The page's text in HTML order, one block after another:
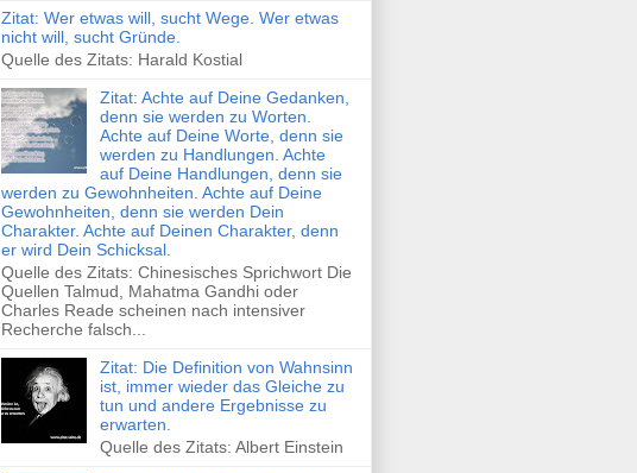
Zitat: Wer etwas will, sucht Wege. Wer etwas
nicht will, sucht Gründe.
Quelle des Zitats: Harald Kostial
Zitat: Achte auf Deine Gedanken,
denn sie werden zu Worten.
Achte auf Deine Worte, denn sie
werden zu Handlungen. Achte
auf Deine Handlungen, denn sie
werden zu Gewohnheiten. Achte auf Deine
Gewohnheiten, denn sie werden Dein
Charakter. Achte auf Deinen Charakter, denn
er wird Dein Schicksal.
Quelle des Zitats: Chinesisches Sprichwort Die
Quellen Talmud, Mahatma Gandhi oder
Charles Reade scheinen nach intensiver
Recherche falsch...
Zitat: Die Definition von Wahnsinn
ist, immer wieder das Gleiche zu
tun und andere Ergebnisse zu
erwarten.
Quelle des Zitats: Albert Einstein